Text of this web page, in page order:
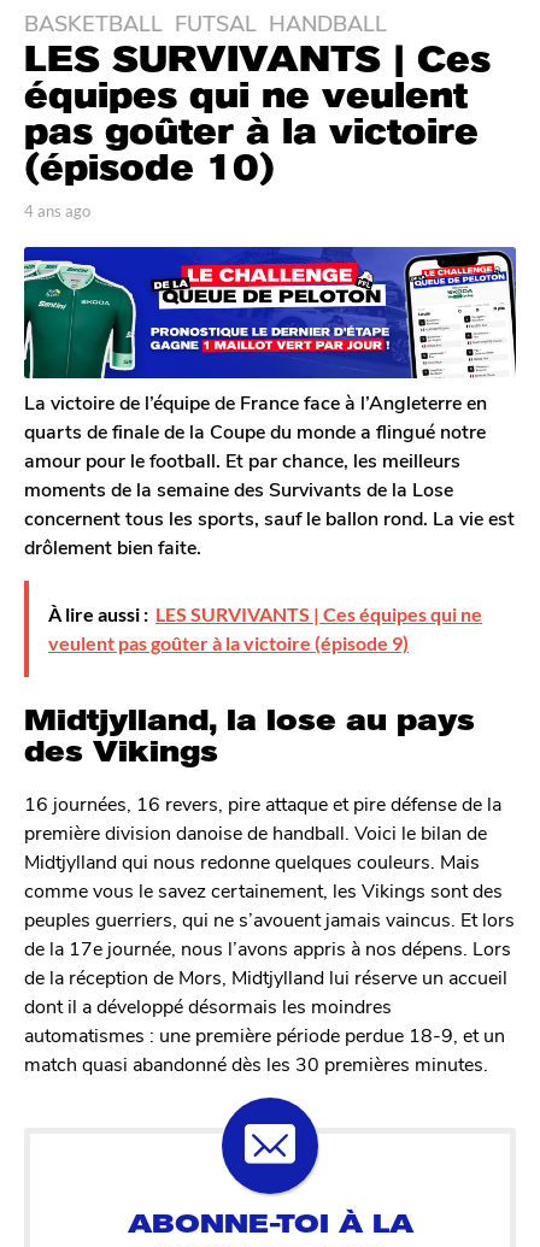
4
a
n
s
a
g
a
n
s
a
g
o
BASKETBALL ,FUTSAL ,HANDBALL
LES SURVIVANTS | Ces
équipes qui ne veulent
pas goûter à la victoire
(épisode 10)
p
r
T
o
m
G
a
l
r
o
n
4 ans ago
s
a
La victoire de l’équipe de France face à l’Angleterre en
quarts de finale de la Coupe du monde a flingué notre
amour pour le football. Et par chance, les meilleurs
moments de la semaine des Survivants de la Lose
concernent tous les sports, sauf le ballon rond. La vie est
drôlement bien faite.
À lire aussi : LES SURVIVANTS | Ces équipes qui ne
veulent pas goûter à la victoire (épisode 9)
Midtjylland, la lose au pays
des Vikings
16 journées, 16 revers, pire attaque et pire défense de la
première division danoise de handball. Voici le bilan de
Midtjylland qui nous redonne quelques couleurs. Mais
comme vous le savez certainement, les Vikings sont des
peuples guerriers, qui ne s’avouent jamais vaincus. Et lors
de la 17e journée, nous l’avons appris à nos dépens. Lors
de la réception de Mors, Midtjylland lui réserve un accueil
dont il a développé désormais les moindres
automatismes : une première période perdue 18-9, et un
match quasi abandonné dès les 30 premières minutes.